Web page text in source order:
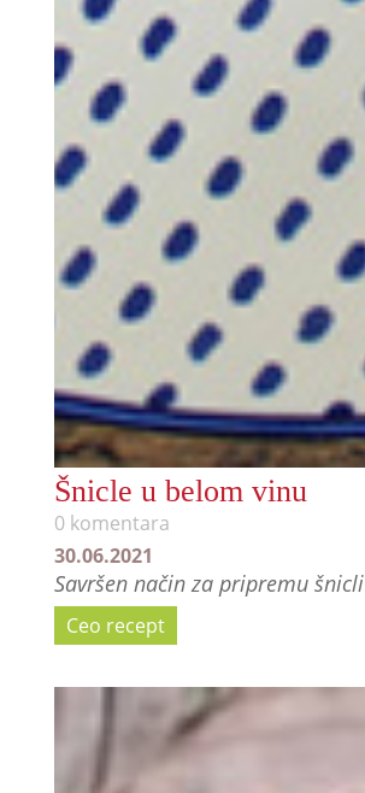
Šnicle u belom vinu
0 komentara
30.06.2021
Savršen način za pripremu šnicli
Ceo recept